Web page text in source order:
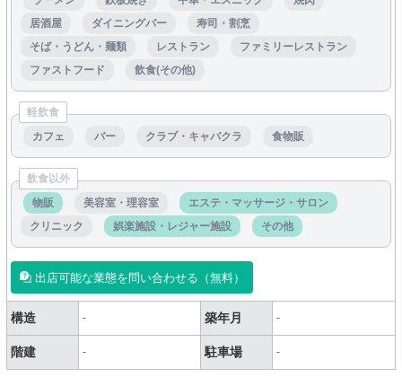
居酒屋
ダイニングバー
寿司・割烹
そば・うどん・麺類
レストラン
ファミリーレストラン
ファストフード
飲食(その他)
軽飲食
カフェ
バー クラブ・キャバクラ 食物販
飲食以外
物販
美容室・理容室
エステ・マッサージ・サロン
クリニック
娯楽施設・レジャー施設 その他
出店可能な業態を問い合わせる（無料）
構造 - 築年月 -
階建 - 駐車場 -